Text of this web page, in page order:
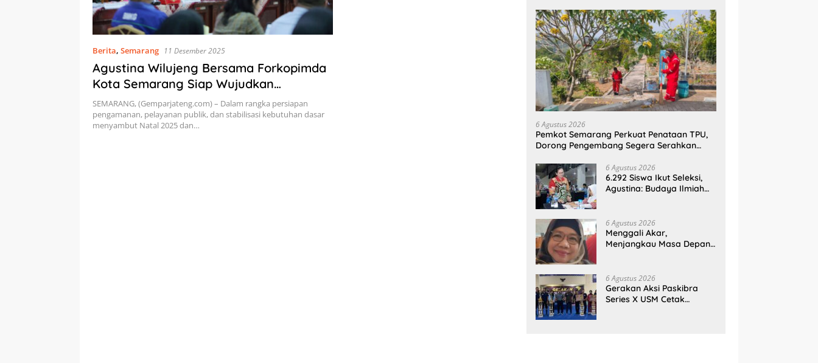
Berita, Semarang 11 Desember 2025
Agustina Wilujeng Bersama Forkopimda
Kota Semarang Siap Wujudkan
Perayaan Natal dan Tahun Baru yang
Aman
SEMARANG, (Gemparjateng.com) – Dalam rangka persiapan
pengamanan, pelayanan publik, dan stabilisasi kebutuhan dasar
menyambut Natal 2025 dan…
6 Agustus 2026
Pemkot Semarang Perkuat Penataan TPU,
Dorong Pengembang Segera Serahkan
6 Agustus 2026
6.292 Siswa Ikut Seleksi,
Agustina: Budaya Ilmiah
6 Agustus 2026
Menggali Akar,
Menjangkau Masa Depan:
Berkelanjutan
6 Agustus 2026
Gerakan Aksi Paskibra
Series X USM Cetak